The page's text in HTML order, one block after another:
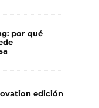
por qué
edición